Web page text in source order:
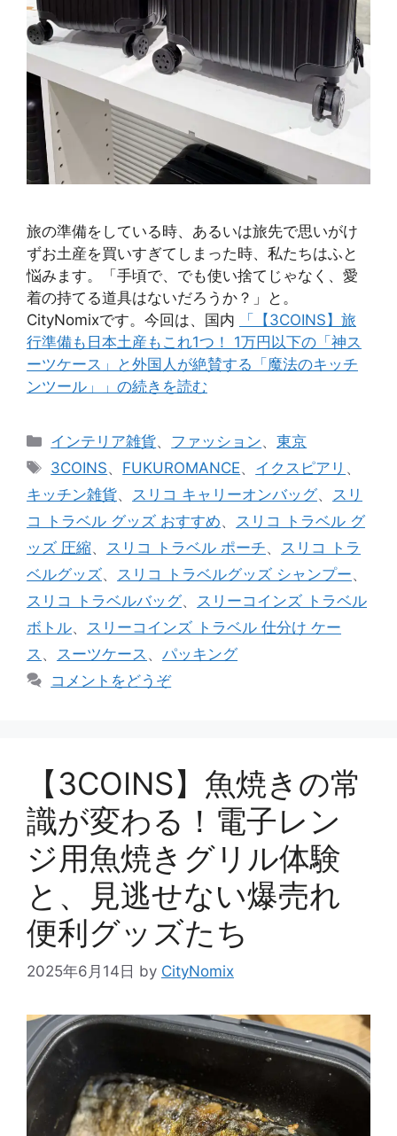
旅の準備をしている時、あるいは旅先で思いがけ
ずお土産を買いすぎてしまった時、私たちはふと
悩みます。「手頃で、でも使い捨てじゃなく、愛
着の持てる道具はないだろうか？」と。
CityNomixです。今回は、国内
「【3COINS】旅
行準備も日本土産もこれ1つ！ 1万円以下の「神ス
ーツケース」と外国人が絶賛する「魔法のキッチ
ンツール」」の続きを読む
カ
テ
リ
ー
インテリア雑貨、 ファッション、東京
タ
グ
3COINS、 FUKUROMANCE、 イクスピアリ 、
キッチン雑貨、 スリコ キャリーオンバッグ、
スリ
コ トラベル グッズ おすすめ、
スリコ トラベル グ
ッズ 圧縮、 スリコ トラベル ポーチ、
スリコ トラ
ベルグッズ、 スリコ トラベルグッズ シャンプー、
スリコ トラベルバッグ、
スリーコインズ トラベル
ボトル、
スリーコインズ トラベル 仕分け ケー
ス 、 スーツケース 、 パッキング
コメントをどうぞ
【3COINS】魚焼きの常
識が変わる！電子レン
ジ用魚焼きグリル体験
と、見逃せない爆売れ
便利グッズたち
2025年6月14日 by CityNomix